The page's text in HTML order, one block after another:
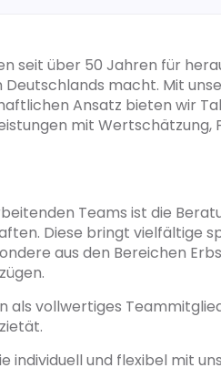
seit über 50 Jahren für
macht. Mit
Ansatz bieten wir
mit Wertschätzung,
Teams ist die
Diese bringt vielfältige
aus den Bereichen
vollwertiges
individuell und flexibel mit